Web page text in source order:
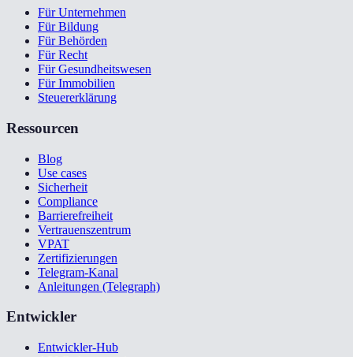
Für Unternehmen
Für Bildung
Für Behörden
Für Recht
Für Gesundheitswesen
Für Immobilien
Steuererklärung
Ressourcen
Blog
Use cases
Sicherheit
Compliance
Barrierefreiheit
Vertrauenszentrum
VPAT
Zertifizierungen
Telegram-Kanal
Anleitungen (Telegraph)
Entwickler
Entwickler-Hub